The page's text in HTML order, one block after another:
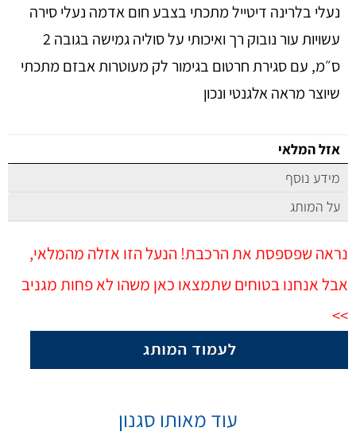
נעלי בלרינה דיטייל מתכתי בצבע חום אדמה נעלי סירה
עשויות עור נובוק רך ואיכותי על סוליה גמישה בגובה 2
ס״מ, עם סגירת חרטום בגימור לק מעוטרות אבזם מתכתי
שיוצר מראה אלגנטי ונכון
אזל המלאי
מידע נוסף
על המותג
נראה שפספסת את הרכבת! הנעל הזו אזלה מהמלאי,
אבל אנחנו בטוחים שתמצאו כאן משהו לא פחות מגניב
>>
עוד מאותו סגנון